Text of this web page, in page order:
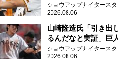
「一歩でも遅れたら
ショウアップナイタースタ
2026.08.06
山崎隆造氏「引き出
るんだなと実証」巨
2年目が技あり安打
ショウアップナイタースタ
2026.08.06